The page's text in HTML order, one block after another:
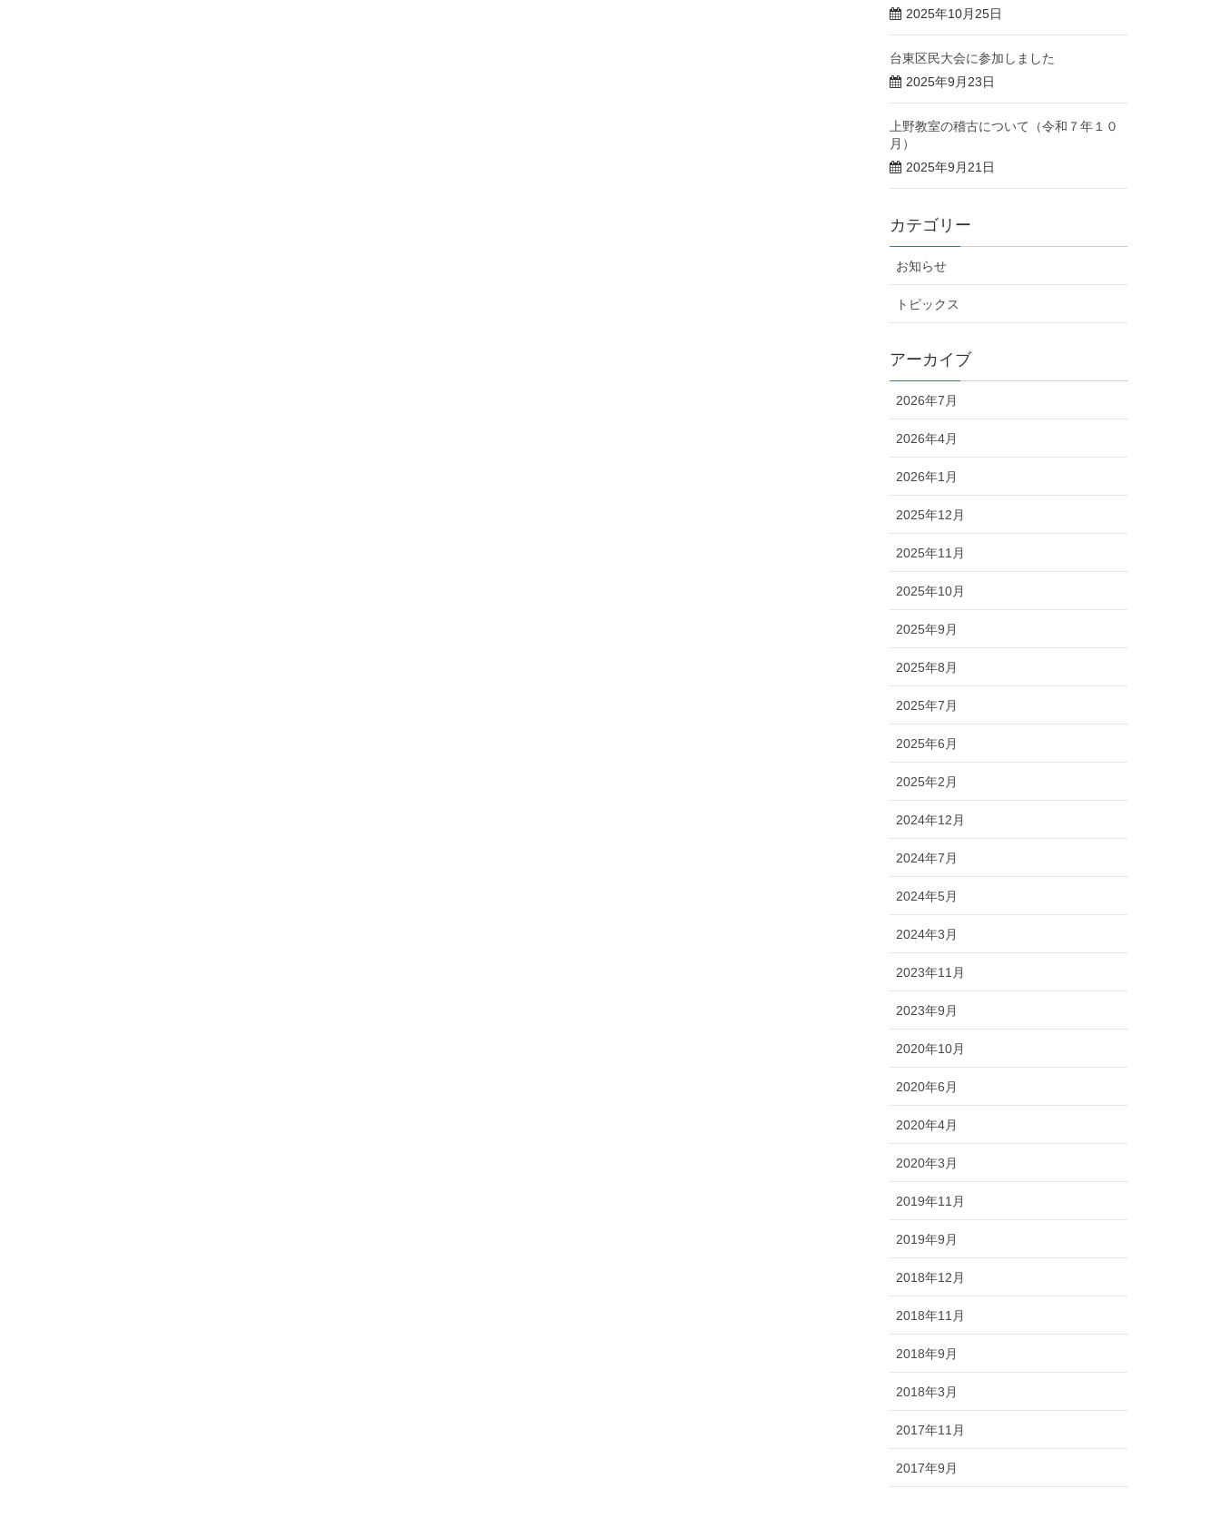
2025年10月25日
台東区民大会に参加しました
2025年9月23日
上野教室の稽古について（令和７年１０
月）
2025年9月21日
カテゴリー
お知らせ
トピックス
アーカイブ
2026年7月
2026年4月
2026年1月
2025年12月
2025年11月
2025年10月
2025年9月
2025年8月
2025年7月
2025年6月
2025年2月
2024年12月
2024年7月
2024年5月
2024年3月
2023年11月
2023年9月
2020年10月
2020年6月
2020年4月
2020年3月
2019年11月
2019年9月
2018年12月
2018年11月
2018年9月
2018年3月
2017年11月
2017年9月